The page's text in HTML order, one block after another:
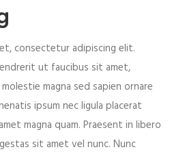
consectetur adipiscing elit.
ut faucibus sit amet,
magna sed sapien ornare
ipsum nec ligula placerat
magna quam. Praesent in libero
sit amet vel nunc. Nunc